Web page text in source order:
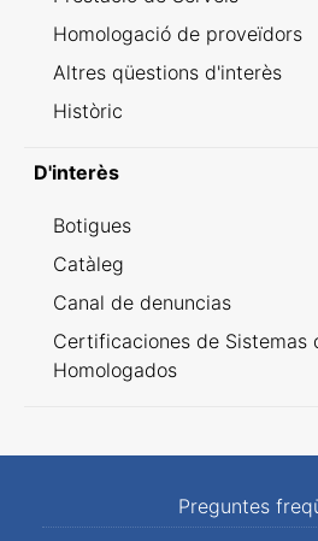
Homologació de proveïdors
Altres qüestions d'interès
Històric
D'interès
Botigues
Catàleg
Canal de denuncias
Certificaciones de Sistemas
Homologados
Preguntes